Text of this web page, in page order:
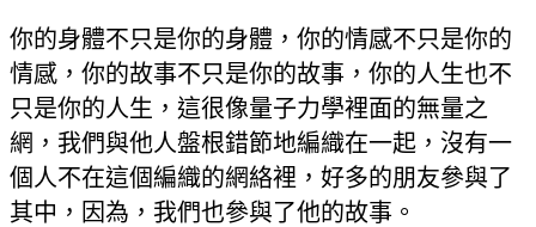
你的身體不只是你的身體，你的情感不只是你的
情感，你的故事不只是你的故事，你的人生也不
只是你的人生，這很像量子力學裡面的無量之
網，我們與他人盤根錯節地編織在一起，沒有一
個人不在這個編織的網絡裡，好多的朋友參與了
其中，因為，我們也參與了他的故事。